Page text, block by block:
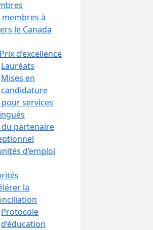
membres à
le Canada
d’excellence
Lauréats
Mises en
candidature
pour services
du partenaire
d’emploi
la
Protocole
d’éducation